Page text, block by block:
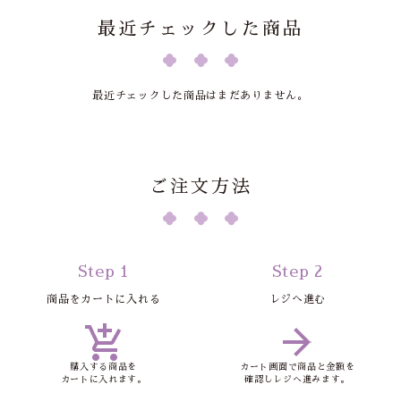
最近チェックした商品
最近チェックした商品はまだありません。
ご注文方法
Step 1
商品をカートに入れる
購入する商品を
カートに入れます。
Step 2
レジへ進む
カート画面で商品と金額を
確認しレジへ進みます。